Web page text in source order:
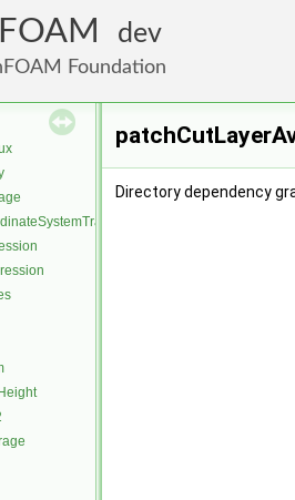
dev
Foundation
Directory dependency